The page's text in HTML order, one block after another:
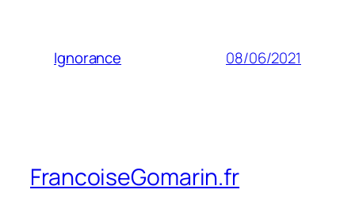
Ignorance 08/06/2021
FrancoiseGomarin.fr